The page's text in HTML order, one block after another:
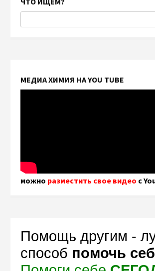
МЕДИА ХИМИЯ НА YOU TUBE
можно разместить свое видео с
Помощь другим -
способ помочь